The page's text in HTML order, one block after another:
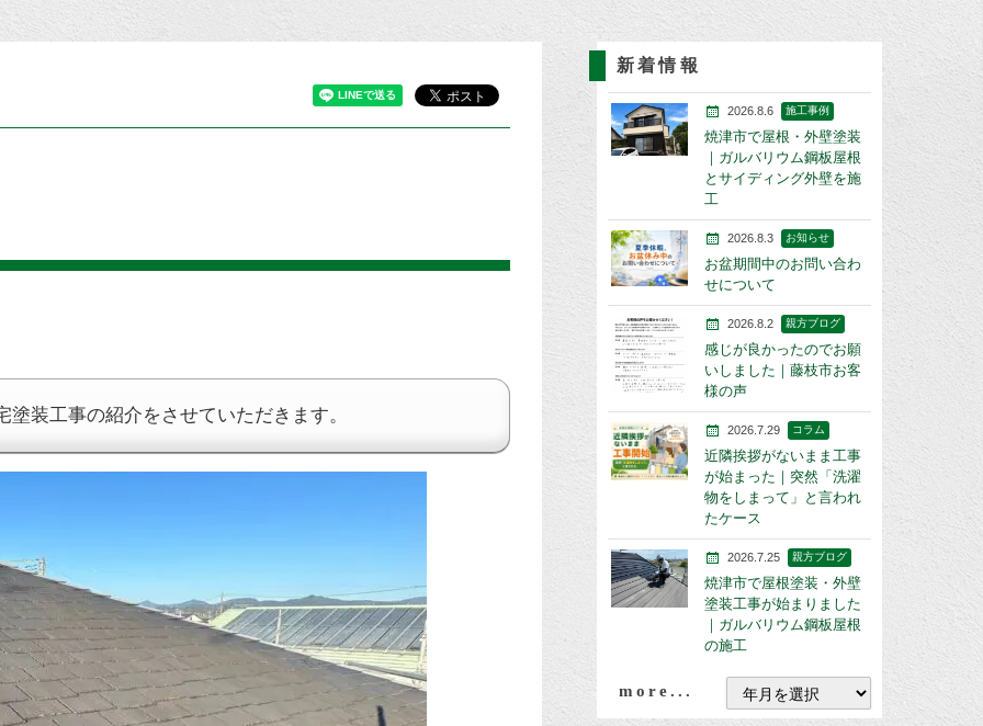
塗装工事の紹介をさせていただきます。
新着情報
2026.8.6 施工事例
焼津市で屋根・外壁塗装
｜ガルバリウム鋼板屋根
とサイディング外壁を施
工
2026.8.3 お知らせ
お盆期間中のお問い合わ
せについて
2026.8.2 親方ブログ
感じが良かったのでお願
いしました｜藤枝市お客
様の声
2026.7.29 コラム
近隣挨拶がないまま工事
が始まった｜突然「洗濯
物をしまって」と言われ
たケース
2026.7.25 親方ブログ
焼津市で屋根塗装・外壁
塗装工事が始まりました
｜ガルバリウム鋼板屋根
の施工
more...